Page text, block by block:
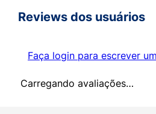
Reviews dos usuários
Faça login para escrever
Carregando avaliações…